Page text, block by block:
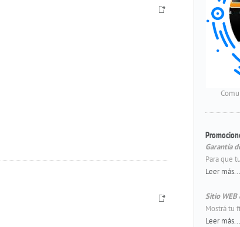
Garantía
Para que
Leer más...
Sitio
Mostrá tu
Leer más...